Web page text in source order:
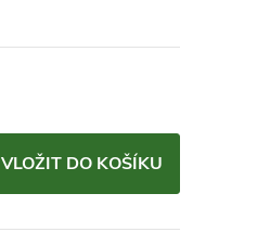
VLOŽIT DO KOŠÍKU